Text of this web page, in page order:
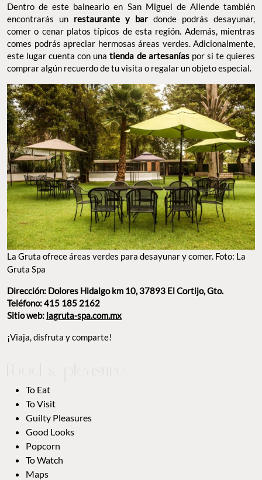
Dentro de este balneario en San Miguel de Allende también
encontrarás un restaurante y bar donde podrás desayunar,
comer o cenar platos típicos de esta región. Además, mientras
comes podrás apreciar hermosas áreas verdes. Adicionalmente,
este lugar cuenta con unatienda de artesaníaspor si te quieres
comprar algún recuerdo de tu visita o regalar un objeto especial.
La Gruta ofrece áreas verdes para desayunar y comer. Foto: La
Gruta Spa
Dirección: Dolores Hidalgo km 10, 37893 El Cortijo, Gto.
Teléfono: 415 185 2162
Sitio web: lagruta-spa.com.mx
¡Viaja, disfruta y comparte!
To Eat
To Visit
Guilty Pleasures
Good Looks
Popcorn
To Watch
Maps